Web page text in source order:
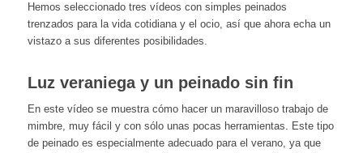
Hemos seleccionado tres vídeos con simples peinados
trenzados para la vida cotidiana y el ocio, así que ahora echa un
vistazo a sus diferentes posibilidades.
Luz veraniega y un peinado sin fin
En este vídeo se muestra cómo hacer un maravilloso trabajo de
mimbre, muy fácil y con sólo unas pocas herramientas. Este tipo
de peinado es especialmente adecuado para el verano, ya que